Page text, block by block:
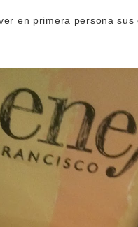
en primera persona sus